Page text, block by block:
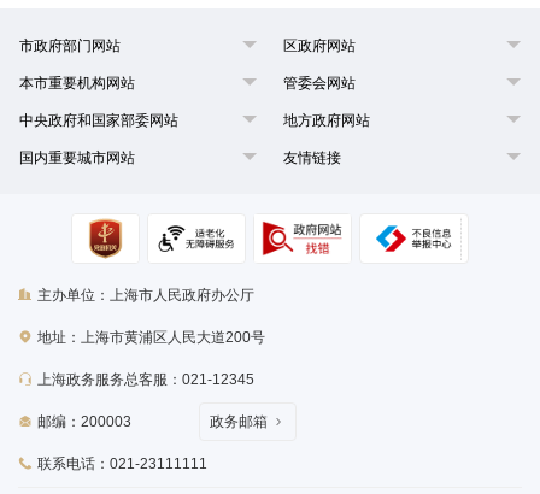
市政府部门网站 区政府网站
本市重要机构网站 管委会网站
中央政府和国家部委网站 地方政府网站
国内重要城市网站 友情链接
主办单位：上海市人民政府办公厅
地址：上海市黄浦区人民大道200号
上海政务服务总客服：021-12345
邮编：200003
联系电话：021-23111111
政务邮箱